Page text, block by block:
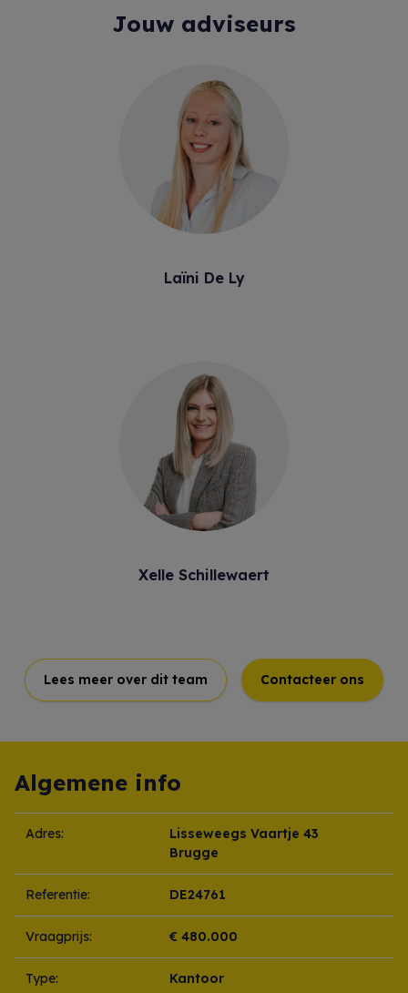
Jouw adviseurs
Laïni De Ly
Xelle Schillewaert
Lees meer over dit team Contacteer ons
Algemene info
Adres:
Lisseweegs Vaartje 43
Brugge
Referentie: DE24761
Vraagprijs: € 480.000
Type: Kantoor